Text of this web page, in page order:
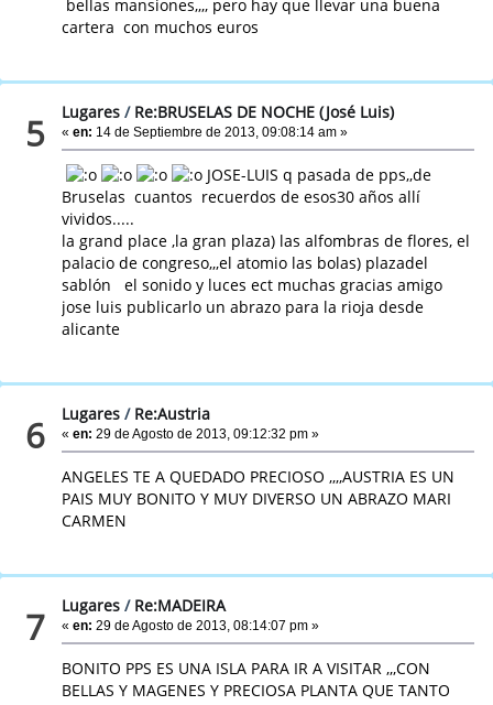
bellas mansiones,,,, pero hay que llevar una buena
cartera con muchos euros
5 Lugares / Re:BRUSELAS DE NOCHE (José Luis)
«en: 14 de Septiembre de 2013, 09:08:14 am »
JOSE-LUIS q pasada de pps,,de
Bruselas cuantos recuerdos de esos30 años allí
vividos.....
la grand place ,la gran plaza) las alfombras de flores, el
palacio de congreso,,,el atomio las bolas) plazadel
sablón el sonido y luces ect muchas gracias amigo
jose luis publicarlo un abrazo para la rioja desde
alicante
6 Lugares / Re:Austria
«en: 29 de Agosto de 2013, 09:12:32 pm »
ANGELES TE A QUEDADO PRECIOSO ,,,,AUSTRIA ES UN
PAIS MUY BONITO Y MUY DIVERSO UN ABRAZO MARI
CARMEN
7 Lugares / Re:MADEIRA
«en: 29 de Agosto de 2013, 08:14:07 pm »
BONITO PPS ES UNA ISLA PARA IR A VISITAR ,,,CON
BELLAS Y MAGENES Y PRECIOSA PLANTA QUE TANTO